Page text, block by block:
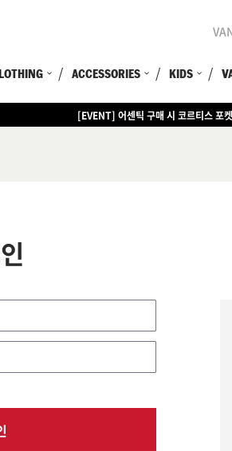
ACCESSORIES KIDS
[EVENT] 어센틱 구매 시 코르티스 포